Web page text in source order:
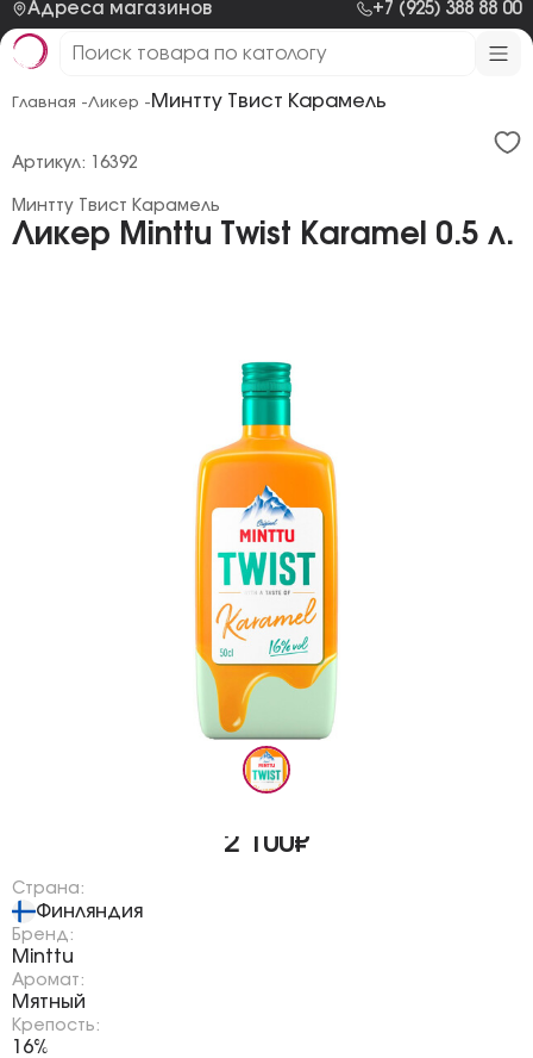
Адреса магазинов +7 (925) 388 88 00
Главная -Ликер - Минтту Твист Карамель
Ликер Minttu Twist Karamel 0.5 л.
Минтту Твист Карамель
Артикул: 16392
2 100₽
Страна:
Финляндия
Бренд:
Minttu
Аромат:
Мятный
Крепость:
16%